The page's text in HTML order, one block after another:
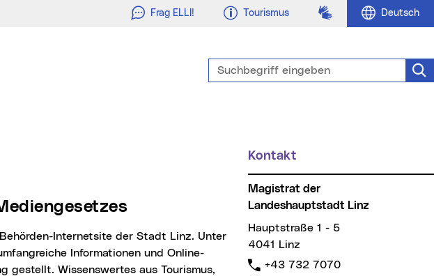
Frag ELLI! Tourismus Gebärdensprache
Deutsch
Suchbegriff eingeben
Internetsite der Stadt Linz. Unter
Informationen und Online-
gestellt. Wissenswertes aus Tourismus,
Kontakt
Magistrat der
Landeshauptstadt Linz
Hauptstraße 1 - 5
4041 Linz
Telefon:
+43 732 7070